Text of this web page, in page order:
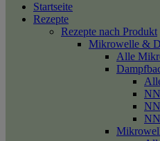
Startseite
Rezepte
Rezepte nach Produkt
Mikrowelle &
Alle